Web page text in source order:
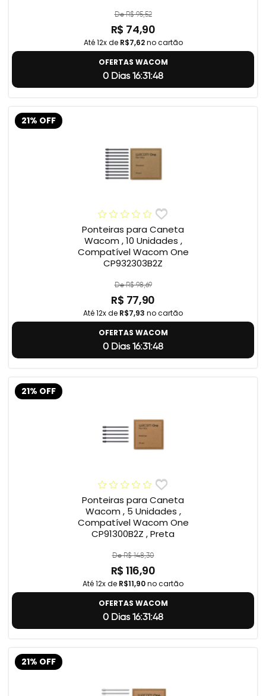
De R$ 95,52
R$ 74,90
Até 12x de R$7,62no cartão
OFERTAS WACOM
0 Dias 16:31:47
21% OFF
Ponteiras para Caneta
Wacom , 10 Unidades ,
Compatível Wacom One
CP932303B2Z
De R$ 98,69
R$ 77,90
Até 12x de R$7,93 no cartão
OFERTAS WACOM
0 Dias 16:31:47
21% OFF
Ponteiras para Caneta
Wacom , 5 Unidades ,
Compatível Wacom One
CP91300B2Z , Preta
De R$ 148,30
R$ 116,90
Até 12x de R$11,90no cartão
OFERTAS WACOM
0 Dias 16:31:47
21% OFF